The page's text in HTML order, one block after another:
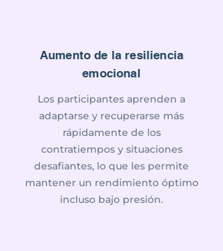
Aumento de la resiliencia
emocional
Los participantes aprenden a
adaptarse y recuperarse más
rápidamente de los
contratiempos y situaciones
desafiantes, lo que les permite
mantener un rendimiento óptimo
incluso bajo presión.